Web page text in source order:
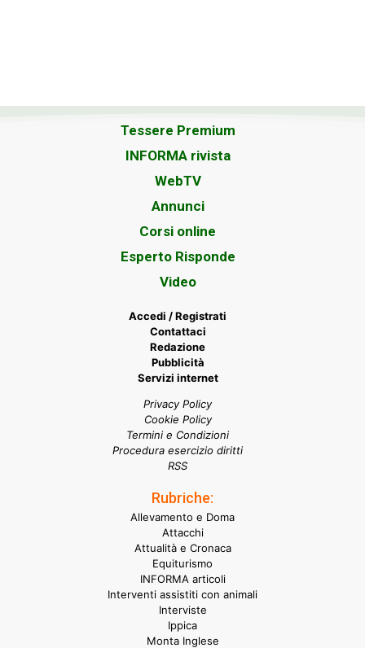
Tessere Premium
INFORMA rivista
WebTV
Annunci
Corsi online
Esperto Risponde
Video
Accedi / Registrati
Contattaci
Redazione
Pubblicità
Servizi internet
Privacy Policy
Cookie Policy
Termini e Condizioni
Procedura esercizio diritti
RSS
Rubriche:
Allevamento e Doma
Attacchi
Attualità e Cronaca
Equiturismo
INFORMA articoli
Interventi assistiti con animali
Interviste
Ippica
Monta Inglese